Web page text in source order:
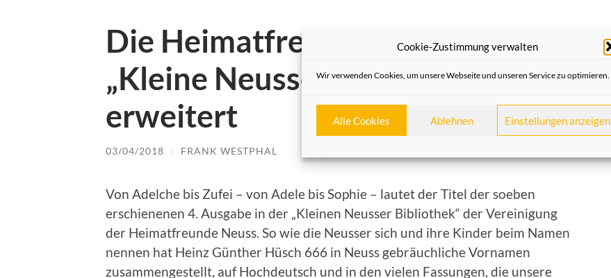
Cookie-Zustimmung verwalten
Wir verwenden Cookies, um unsere Webseite und unseren Service zu optimieren.
Alle Cookies Ablehnen Einstellungen anzeigen
Die Heimatfreunde haben die
„Kleine Neusser Bibliothek
erweitert
03/04/2018 / FRANK WESTPHAL
Von Adelche bis Zufei – von Adele bis Sophie – lautet der Titel der soeben
erschienenen 4. Ausgabe in der „Kleinen Neusser Bibliothek“ der Vereinigung
der Heimatfreunde Neuss. So wie die Neusser sich und ihre Kinder beim Namen
nennen hat Heinz Günther Hüsch 666 in Neuss gebräuchliche Vornamen
zusammengestellt, auf Hochdeutsch und in den vielen Fassungen, die unsere